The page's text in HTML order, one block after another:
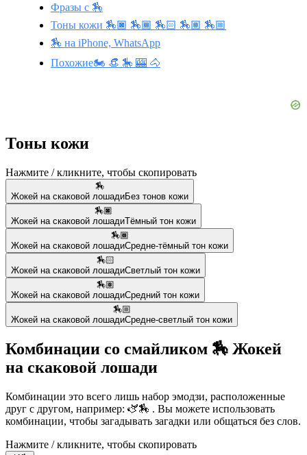
Фразы с 🏇
Тоны кожи 🏇🏿 🏇🏾 🏇🏻 🏇🏽 🏇🏼
🏇 на iPhone, WhatsApp
Похожие🏍️ 👒 🎠 🎰 🐴
Тоны кожи
Нажмите / кликните, чтобы скопировать
🏇
Жокей на скаковой лошадиБез тонов кожи
🏇🏿
Жокей на скаковой лошадиТёмный тон кожи
🏇🏾
Жокей на скаковой лошадиСредне-тёмный тон кожи
🏇🏻
Жокей на скаковой лошадиСветлый тон кожи
🏇🏽
Жокей на скаковой лошадиСредний тон кожи
🏇🏼
Жокей на скаковой лошадиСредне-светлый тон кожи
Комбинации со смайликом 🏇 Жокей
на скаковой лошади
Комбинации это всего лишь набор эмодзи, расположенные
друг с другом, например: 🫏🏇 . Вы можете использовать
комбинации, чтобы загадывать загадки или общаться без слов.
Нажмите / кликните, чтобы скопировать